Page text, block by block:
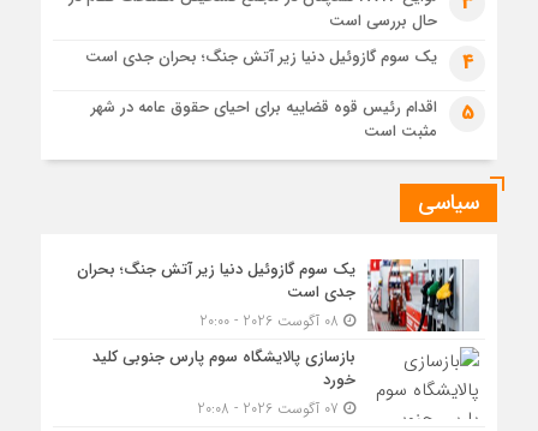
حال بررسی است
4 یک سوم گازوئیل دنیا زیر آتش جنگ؛ بحران جدی است
5
اقدام رئیس قوه قضاییه برای احیای حقوق عامه در شهر
مثبت است
سیاسی
یک سوم گازوئیل دنیا زیر آتش جنگ؛ بحران
جدی است
بازسازی پالایشگاه سوم پارس جنوبی کلید
خورد